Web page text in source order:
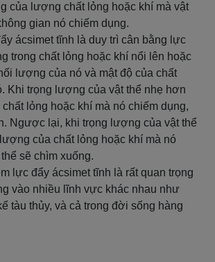
của lượng chất lỏng hoặc khí mà vật
gian nó chiếm dụng.
ácsimet tĩnh là duy trì cân bằng lực
trong chất lỏng hoặc khí nổi lên hoặc
lượng của nó và mật độ của chất
Khi trọng lượng của vật thể nhẹ hơn
lỏng hoặc khí mà nó chiếm dụng,
Ngược lại, khi trọng lượng của vật thể
của chất lỏng hoặc khí mà nó
sẽ chìm xuống.
lực đẩy ácsimet tĩnh là rất quan trọng
vào nhiều lĩnh vực khác nhau như
tàu thủy, và cả trong đời sống hàng